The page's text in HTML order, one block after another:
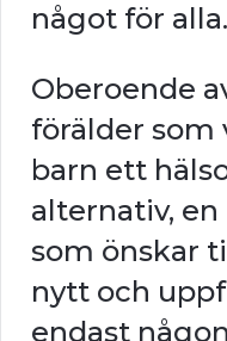
något för alla.
Oberoende
förälder som
barn ett
alternativ,
som önskar
nytt och
endast